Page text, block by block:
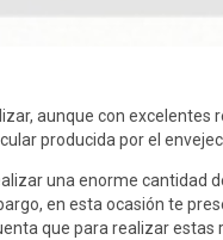
aunque con excelentes
producida por el
una enorme
en esta ocasión te
que para realizar